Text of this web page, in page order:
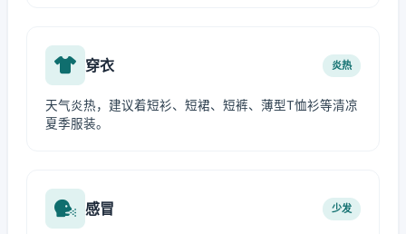
穿衣 炎热
天气炎热，建议着短衫、短裙、短裤、薄型T恤衫等清凉
夏季服装。
感冒 少发